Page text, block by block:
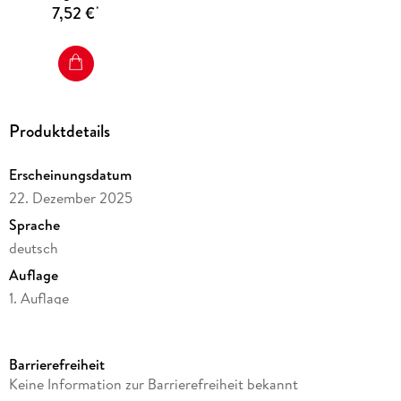
7,52 €*
Produktdetails
Erscheinungsdatum
22. Dezember 2025
Sprache
deutsch
Auflage
1. Auflage
Reihe
Barrierefreiheit
Keine Information zur Barrierefreiheit bekannt